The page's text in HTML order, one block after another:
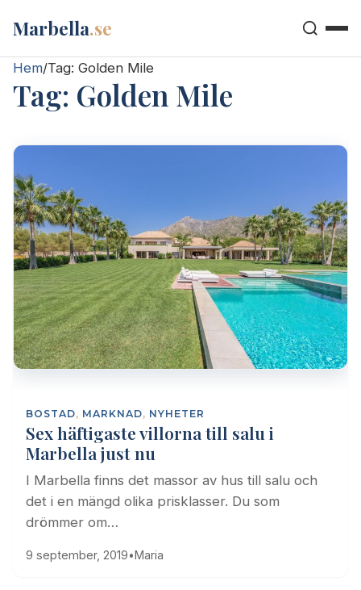
Marbella.se
Hem/Tag: Golden Mile
Tag: Golden Mile
BOSTAD, MARKNAD, NYHETER
Sex häftigaste villorna till salu i
Marbella just nu
I Marbella finns det massor av hus till salu och
det i en mängd olika prisklasser. Du som
drömmer om…
9 september, 2019•Maria